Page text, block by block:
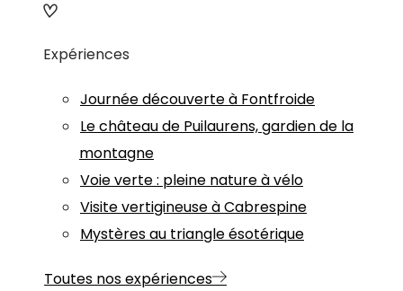
Expériences
Journée découverte à Fontfroide
Le château de Puilaurens, gardien de la
montagne
Voie verte : pleine nature à vélo
Visite vertigineuse à Cabrespine
Mystères au triangle ésotérique
Toutes nos expériences